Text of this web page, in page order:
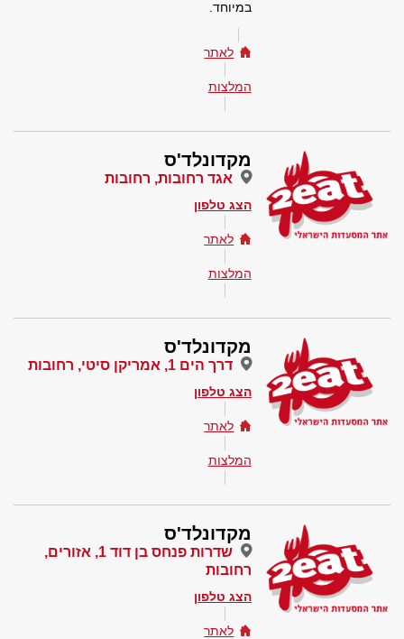
במיוחד.
לאתר
המלצות
מקדונלד'ס
אגד רחובות, רחובות
הצג טלפון
לאתר
המלצות
מקדונלד'ס
דרך הים 1, אמריקן סיטי, רחובות
הצג טלפון
לאתר
המלצות
מקדונלד'ס
שדרות פנחס בן דוד 1, אזורים,
רחובות
הצג טלפון
לאתר